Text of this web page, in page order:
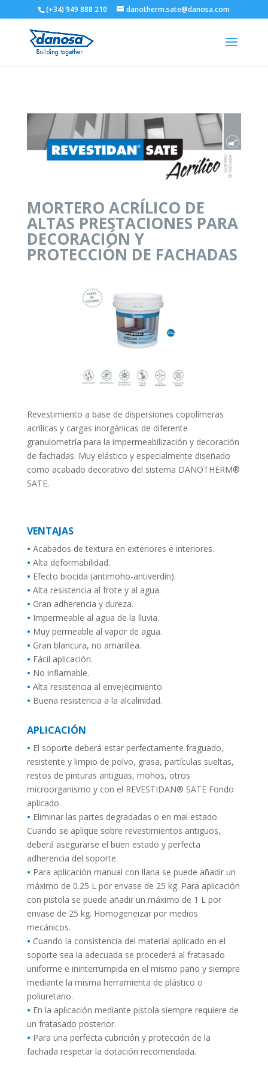
(+34) 949 888 210 danotherm.sate@danosa.com
MORTERO ACRÍLICO DE
ALTAS PRESTACIONES PARA
DECORACIÓN Y
PROTECCIÓN DE FACHADAS
Revestimiento a base de dispersiones copolímeras
acrílicas y cargas inorgánicas de diferente
granulometría para la impermeabilización y decoración
de fachadas. Muy elástico y especialmente diseñado
como acabado decorativo del sistema DANOTHERM®
SATE.
VENTAJAS
• Acabados de textura en exteriores e interiores.
• Alta deformabilidad.
• Efecto biocida (antimoho-antiverdín).
• Alta resistencia al frote y al agua.
• Gran adherencia y dureza.
• Impermeable al agua de la lluvia.
• Muy permeable al vapor de agua.
• Gran blancura, no amarillea.
• Fácil aplicación.
• No inflamable.
• Alta resistencia al envejecimiento.
• Buena resistencia a la alcalinidad.
APLICACIÓN
• El soporte deberá estar perfectamente fraguado,
resistente y limpio de polvo, grasa, partículas sueltas,
restos de pinturas antiguas, mohos, otros
microorganismo y con el REVESTIDAN® SATE Fondo
aplicado.
• Eliminar las partes degradadas o en mal estado.
Cuando se aplique sobre revestimientos antiguos,
deberá asegurarse el buen estado y perfecta
adherencia del soporte.
• Para aplicación manual con llana se puede añadir un
máximo de 0.25 L por envase de 25 kg. Para aplicación
con pistola se puede añadir un máximo de 1 L por
envase de 25 kg. Homogeneizar por medios
mecánicos.
• Cuando la consistencia del material aplicado en el
soporte sea la adecuada se procederá al fratasado
uniforme e ininterrumpida en el mismo paño y siempre
mediante la misma herramienta de plástico o
poliuretano.
• En la aplicación mediante pistola siempre requiere de
un fratasado posterior.
• Para una perfecta cubrición y protección de la
fachada respetar la dotación recomendada.